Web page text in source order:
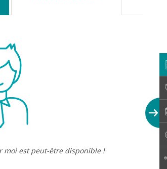
moi est peut-être disponible !